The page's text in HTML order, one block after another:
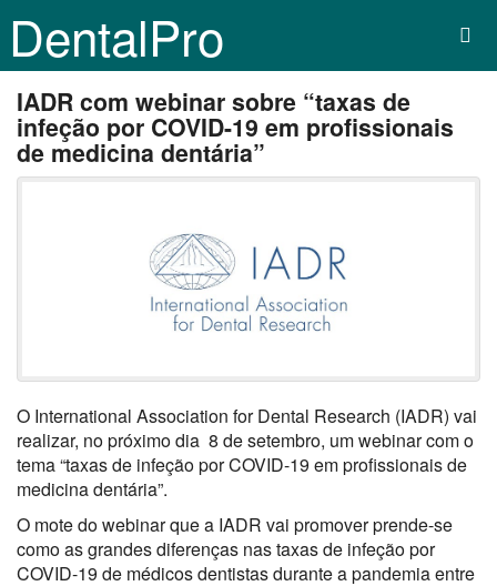
DentalPro
IADR com webinar sobre “taxas de
infeção por COVID-19 em profissionais
de medicina dentária”
O International Association for Dental Research (IADR) vai
realizar, no próximo dia 8 de setembro, um webinar com o
tema “taxas de infeção por COVID-19 em profissionais de
medicina dentária”.
O mote do webinar que a IADR vai promover prende-se
como as grandes diferenças nas taxas de infeção por
COVID-19 de médicos dentistas durante a pandemia entre